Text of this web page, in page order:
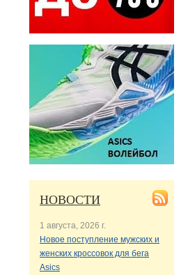
НОВОСТИ
1 августа, 2026 г.
Новое поступление мужских и
женских кроссовок для бега
Asics